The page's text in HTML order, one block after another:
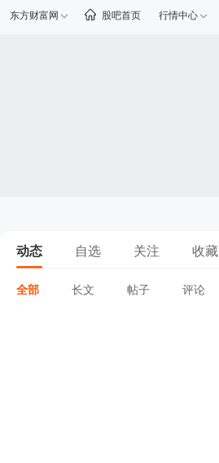
东方财富网 股吧首页 行情中心
动态 自选 关注 收藏
全部 长文 帖子 评论